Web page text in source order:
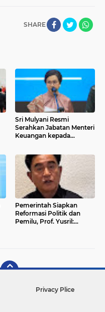
SHARE
Sri Mulyani Resmi
Serahkan Jabatan Menteri
Keuangan kepada
Pemerintah Siapkan
Reformasi Politik dan
Pemilu, Prof. Yusril:
Privacy Plice